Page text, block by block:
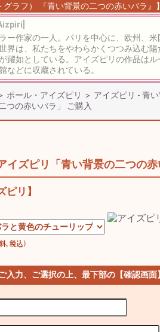
グラフ） 『青い背景の二つの赤いバラ
ー作家の一人。パリを中心に、欧州、
界は、私たちをやわらかくつつみ込む
躍如としている。アイズピリの作品は
などに収蔵されている。
ポール・アイズピリ ＞ アイズピリ - 青
つの赤いバラ」 ご購入
イズピリ「青い背景の二つの
ピリ】
入力、ご選択の上、最下部の【確認画